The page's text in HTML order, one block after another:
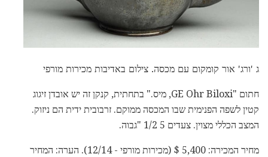
ג 'ורג' אור קומקום עם מכסה. צילום באדיבות מכירות מורפי
חתום "GE Ohr Biloxi, מיס." בתחתית, קנקן זה יש אובדן זיגוג
קטין לשפה הפנימית שבו המכסה ממוקם. זרבובית ידית הם ניזוק.
המצב הכללי מצוין. צעדים 5 1/2 "גבוה.
מחיר המכירה: 5,400 $ (מכירות מורפי - 12/14). הערה: המחיר